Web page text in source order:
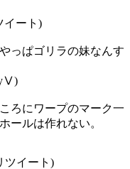
イート)
っぱゴリラの妹なんす
ろにワープのマーク一
ールは作れない。
ツイート)